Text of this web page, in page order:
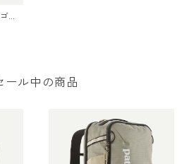
ニ
3
ール中の商品